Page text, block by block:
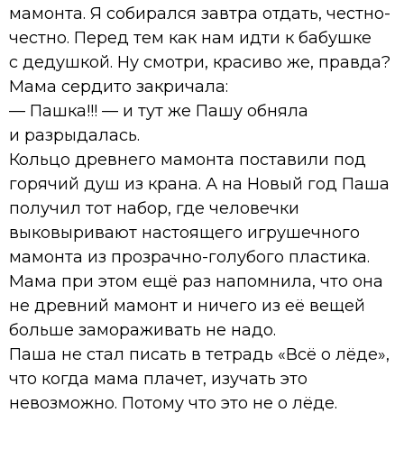
мамонта. Я собирался завтра отдать, честно-
честно. Перед тем как нам идти к бабушке
с дедушкой. Ну смотри, красиво же, правда?
Мама сердито закричала:
— Пашка!!! — и тут же Пашу обняла
и разрыдалась.
Кольцо древнего мамонта поставили под
горячий душ из крана. А на Новый год Паша
получил тот набор, где человечки
выковыривают настоящего игрушечного
мамонта из прозрачно-голубого пластика.
Мама при этом ещё раз напомнила, что она
не древний мамонт и ничего из её вещей
больше замораживать не надо.
Паша не стал писать в тетрадь «Всё о лёде»,
что когда мама плачет, изучать это
невозможно. Потому что это не о лёде.